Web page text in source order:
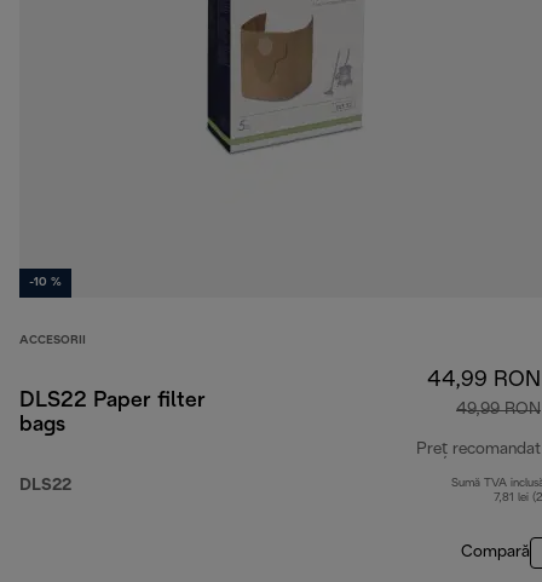
-10 %
ACCESORII
DLS22 Paper filter
bags
DLS22
44,99 RON
49,99 RON
Preț recomandat
Sumă TVA
7,81 lei
Compară